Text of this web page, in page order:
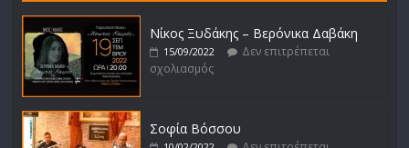
Νίκος Ξυδάκης – Βερόνικα Δαβάκη
15/09/2022
Δεν επιτρέπεται
σχολιασμός
Σοφία Βόσσου